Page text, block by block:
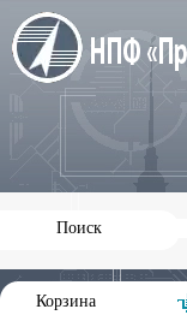
Корзина